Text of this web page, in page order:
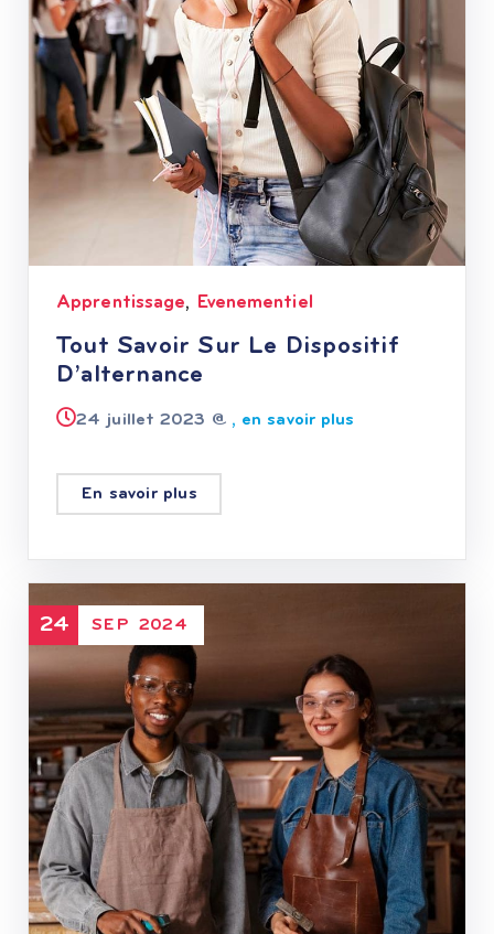
Apprentissage, Evenementiel
Tout Savoir Sur Le Dispositif
D’alternance
24 juillet 2023 @ , en savoir plus
En savoir plus
24 SEP 2024